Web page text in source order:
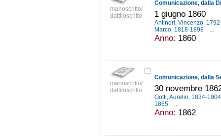
manoscritto/
dattiloscritto
1 giugno 1860
Antinori, Vincenzo,
Marco, 1818-1898
...
Anno: 1860
manoscritto/
dattiloscritto
30 novembre
Gotti, Aurelio, 1834-
1865
...
Anno: 1862